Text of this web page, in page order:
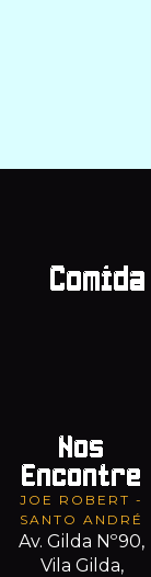
Nos
Encontre
JOE ROBERT -
SANTO ANDRÉ
Av. Gilda Nº90,
Vila Gilda,